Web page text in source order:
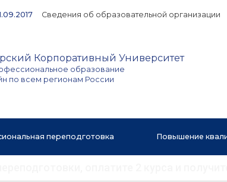
Сведения об образовательной организации
Корпоративный Университет
образование
по всем регионам России
переподготовка Повышение